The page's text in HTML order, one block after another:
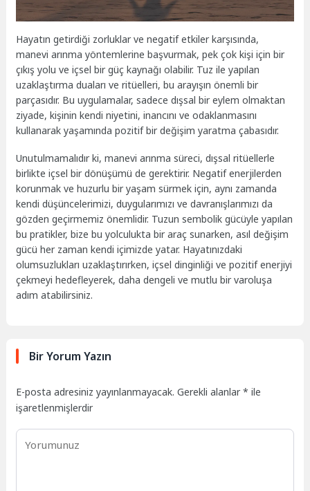
Hayatın getirdiği zorluklar ve negatif etkiler karşısında,
manevi arınma yöntemlerine başvurmak, pek çok kişi için bir
çıkış yolu ve içsel bir güç kaynağı olabilir. Tuz ile yapılan
uzaklaştırma duaları ve ritüelleri, bu arayışın önemli bir
parçasıdır. Bu uygulamalar, sadece dışsal bir eylem olmaktan
ziyade, kişinin kendi niyetini, inancını ve odaklanmasını
kullanarak yaşamında pozitif bir değişim yaratma çabasıdır.
Unutulmamalıdır ki, manevi arınma süreci, dışsal ritüellerle
birlikte içsel bir dönüşümü de gerektirir. Negatif enerjilerden
korunmak ve huzurlu bir yaşam sürmek için, aynı zamanda
kendi düşüncelerimizi, duygularımızı ve davranışlarımızı da
gözden geçirmemiz önemlidir. Tuzun sembolik gücüyle yapılan
bu pratikler, bize bu yolculukta bir araç sunarken, asıl değişim
gücü her zaman kendi içimizde yatar. Hayatınızdaki
olumsuzlukları uzaklaştırırken, içsel dinginliği ve pozitif enerjiyi
çekmeyi hedefleyerek, daha dengeli ve mutlu bir varoluşa
adım atabilirsiniz.
Bir Yorum Yazın
E-posta adresiniz yayınlanmayacak. Gerekli alanlar* ile
işaretlenmişlerdir